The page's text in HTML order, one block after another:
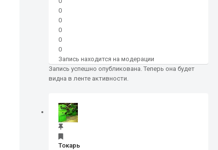
0
0
0
0
0
Запись находится на модерации
Запись успешно опубликована. Теперь она будет
видна в ленте активности.
Токарь